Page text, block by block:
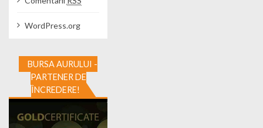
WordPress.org
BURSA AURULUI -
PARTENER DE
ÎNCREDERE!